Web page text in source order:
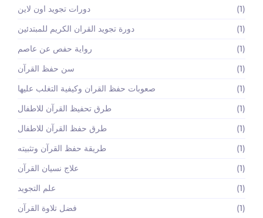
دورات تجويد اون لاين
(1)
دورة تجويد القران الكريم للمبتدئين
(1)
رواية حفص عن عاصم
(1)
سن حفظ القرآن
(1)
صعوبات حفظ القران وكيفية التغلب عليها
(1)
طرق تحفيظ القرآن للاطفال
(1)
طرق حفظ القرآن للاطفال
(1)
طريقة حفظ القرآن وتثبيته
(1)
علاج نسيان القرآن
(1)
علم التجويد
(1)
فضل تلاوة القرآن
(1)